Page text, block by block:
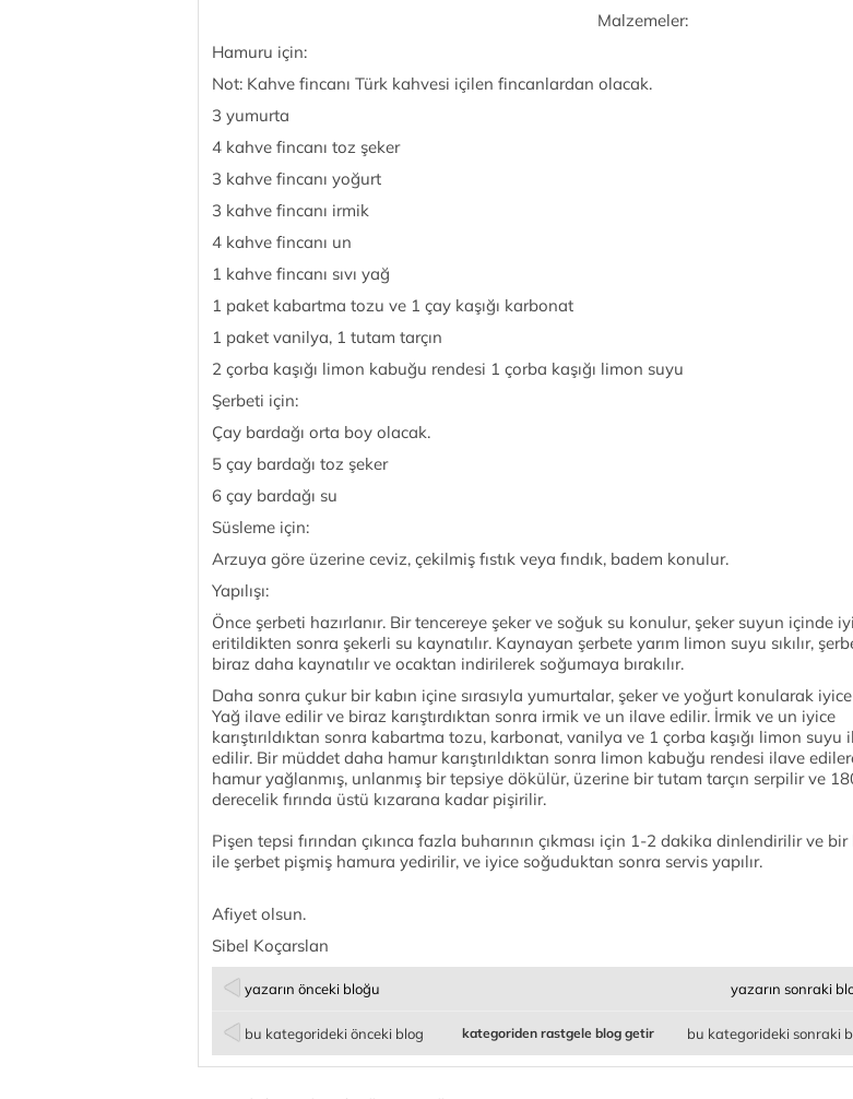
Malzemeler:
Hamuru için:
Not: Kahve fincanı Türk kahvesi içilen fincanlardan olacak.
3 yumurta
4 kahve fincanı toz şeker
3 kahve fincanı yoğurt
3 kahve fincanı irmik
4 kahve fincanı un
1 kahve fincanı sıvı yağ
1 paket kabartma tozu ve 1 çay kaşığı karbonat
1 paket vanilya, 1 tutam tarçın
2 çorba kaşığı limon kabuğu rendesi 1 çorba kaşığı limon suyu
Şerbeti için:
Çay bardağı orta boy olacak.
5 çay bardağı toz şeker
6 çay bardağı su
Süsleme için:
Arzuya göre üzerine ceviz, çekilmiş fıstık veya fındık, badem konulur.
Yapılışı:
Önce şerbeti hazırlanır. Bir tencereye şeker ve soğuk su konulur, şeker suyun içinde
eritildikten sonra şekerli su kaynatılır. Kaynayan şerbete yarım limon suyu sıkılır,
biraz daha kaynatılır ve ocaktan indirilerek soğumaya bırakılır.
Daha sonra çukur bir kabın içine sırasıyla yumurtalar, şeker ve yoğurt konularak iyice
Yağ ilave edilir ve biraz karıştırdıktan sonra irmik ve un ilave edilir. İrmik ve un iyice
karıştırıldıktan sonra kabartma tozu, karbonat, vanilya ve 1 çorba kaşığı limon suyu
edilir. Bir müddet daha hamur karıştırıldıktan sonra limon kabuğu rendesi ilave
hamur yağlanmış, unlanmış bir tepsiye dökülür, üzerine bir tutam tarçın serpilir ve
derecelik fırında üstü kızarana kadar pişirilir.
Pişen tepsi fırından çıkınca fazla buharının çıkması için 1-2 dakika dinlendirilir ve bir
ile şerbet pişmiş hamura yedirilir, ve iyice soğuduktan sonra servis yapılır.
Afiyet olsun.
Sibel Koçarslan
yazarın önceki bloğu yazarın sonraki
bu kategorideki önceki blog bu kategorideki sonraki
kategoriden rastgele blog getir